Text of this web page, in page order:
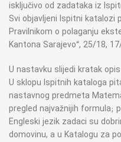
isključivo od zadataka iz
Svi objavljeni Ispitni katalozi
Pravilnikom o polaganju
Kantona Sarajevo“, 25/18,
U nastavku slijedi kratak
U sklopu Ispitnih kataloga
nastavnog predmeta
pregled najvažnijih formula;
Engleski jezik zadaci su
domovinu, a u Katalogu za